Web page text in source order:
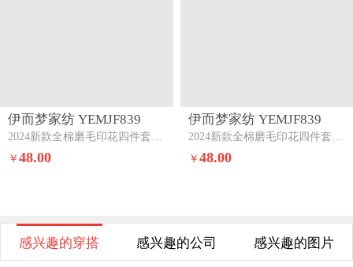
伊而梦家纺 YEMJF839
2024新款全棉磨毛印花四件套系列单品被套花语时光-蓝
￥48.00
伊而梦家纺 YEMJF839
2024新款全棉磨毛印花四件套系列单品被套香兰草-紫
￥ 48.00
感兴趣的穿搭 感兴趣的公司 感兴趣的图片